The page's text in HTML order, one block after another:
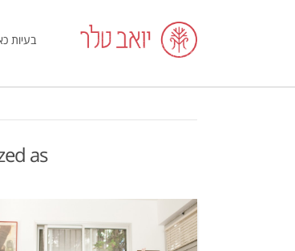
בעיות
as